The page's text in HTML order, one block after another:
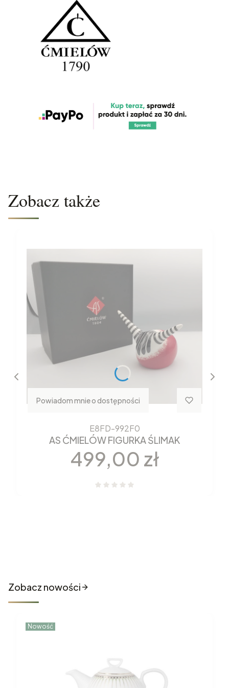
Zobacz także
Powiadom mnie o dostępności
E8FD-992F0
AS ĆMIELÓW FIGURKA ŚLIMAK
Cena
499,00 zł
Zobacz nowości
Nowość